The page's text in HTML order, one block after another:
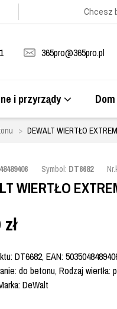
Chcesz
365pro@365pro.pl
i przyrządy
DEWALT WIERTŁO
Symbol: DT6682
WIERTŁO
zł
DT6682, EAN:
do betonu, Rodzaj wiertła:
DeWalt